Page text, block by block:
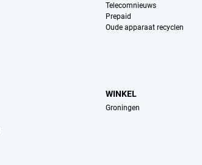
Telecomnieuws
Prepaid
Oude apparaat recyclen
WINKEL
Groningen